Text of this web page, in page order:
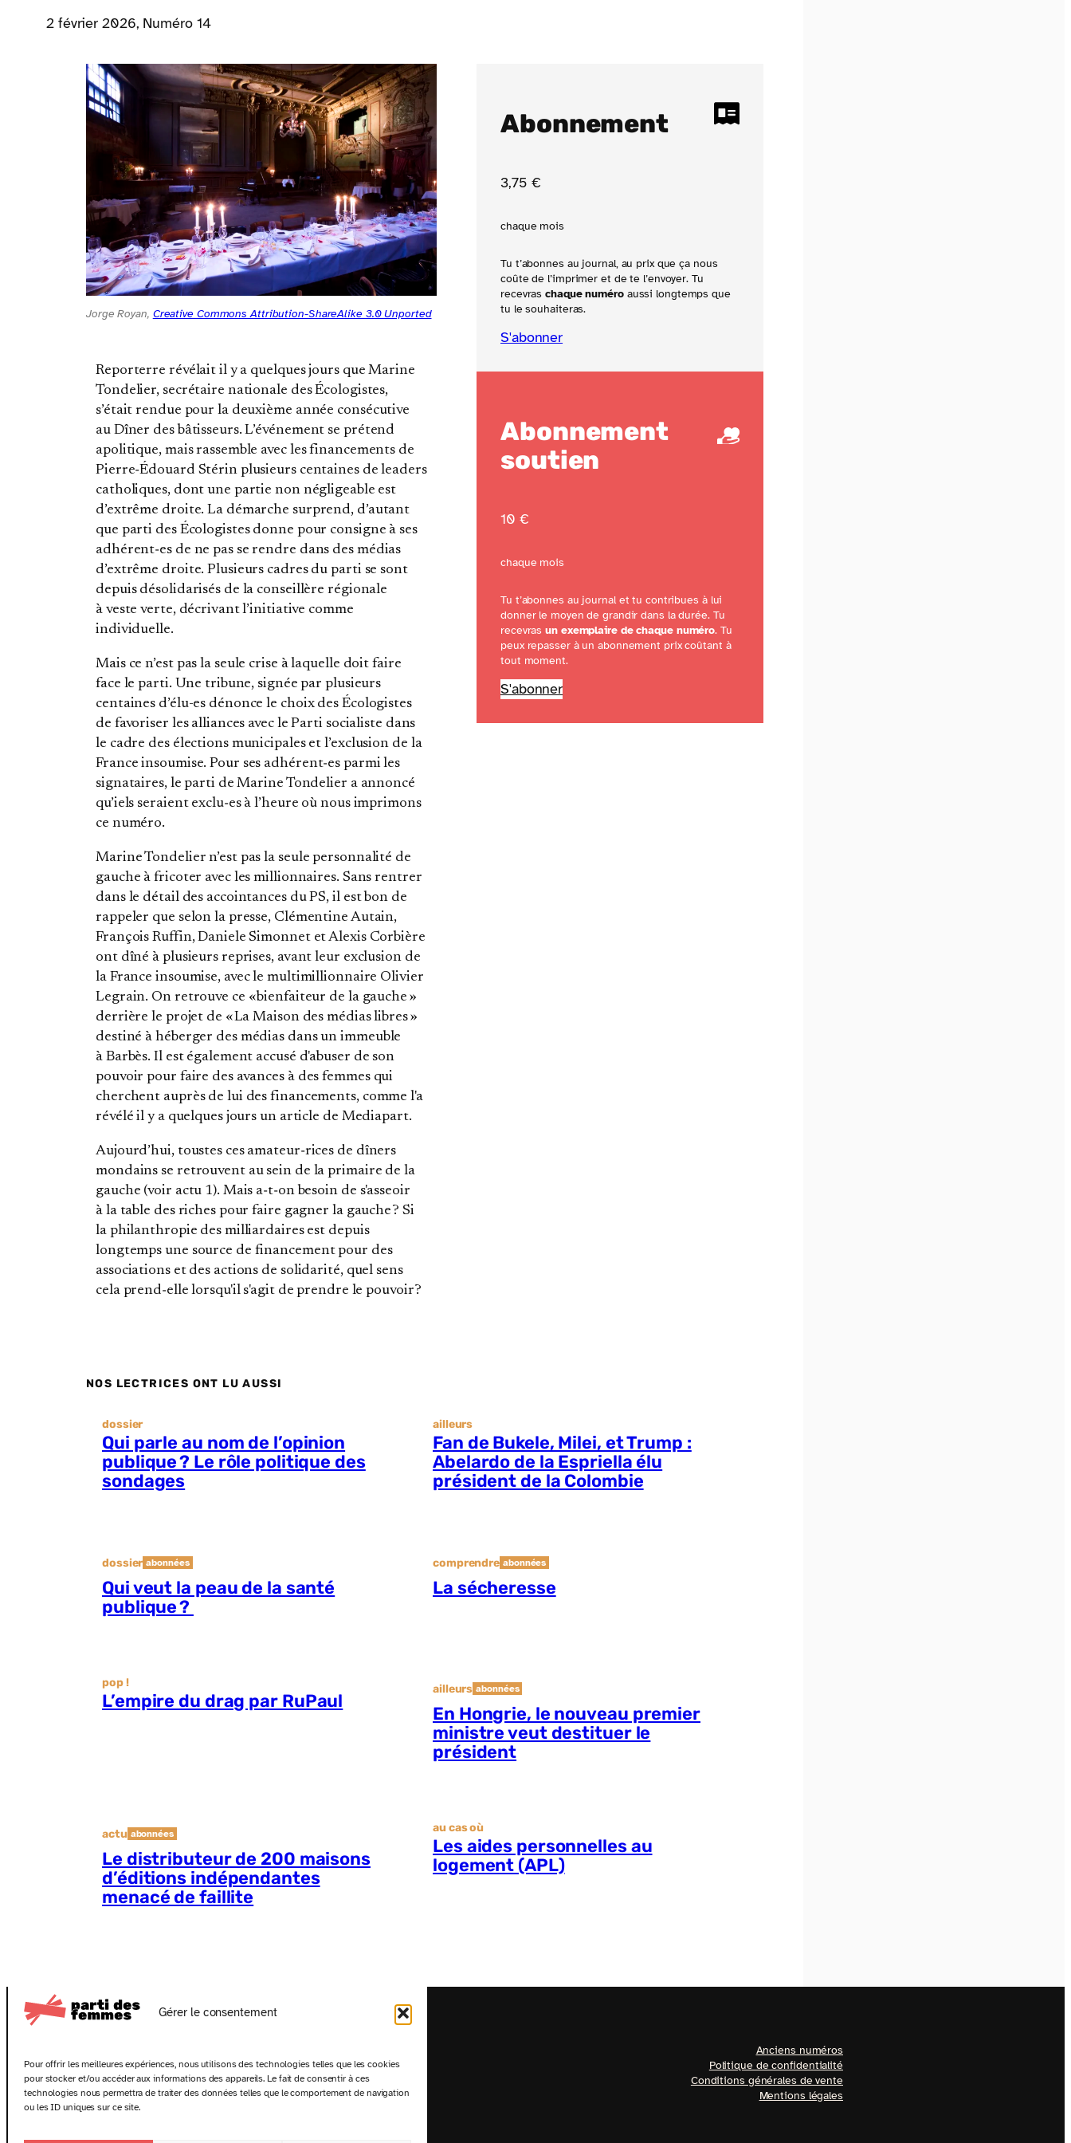
Gérer le consentement
Pour offrir les meilleures expériences, nous utilisons des technologies telles que les cookies
pour stocker et/ou accéder aux informations des appareils. Le fait de consentir à ces
technologies nous permettra de traiter des données telles que le comportement de navigation
ou les ID uniques sur ce site.
2 février 2026, Numéro 14
Jorge Royan, Creative Commons Attribution-ShareAlike 3.0 Unported
Reporterre révélait il y a quelques jours que Marine
Tondelier, secrétaire nationale des Écologistes,
s’était rendue pour la deuxième année consécutive
au Dîner des bâtisseurs. L’événement se prétend
apolitique, mais rassemble avec les financements de
Pierre‐Édouard Stérin plusieurs centaines de leaders
catholiques, dont une partie non négligeable est
d’extrême droite. La démarche surprend, d’autant
que parti des Écologistes donne pour consigne à ses
adhérent‐es de ne pas se rendre dans des médias
d’extrême droite. Plusieurs cadres du parti se sont
depuis désolidarisés de la conseillère régionale
à veste verte, décrivant l’initiative comme
individuelle.
Mais ce n’est pas la seule crise à laquelle doit faire
face le parti. Une tribune, signée par plusieurs
centaines d’élu-es dénonce le choix des Écologistes
de favoriser les alliances avec le Parti socialiste dans
le cadre des élections municipales et l’exclusion de la
France insoumise. Pour ses adhérent‐es parmi les
signataires, le parti de Marine Tondelier a annoncé
qu’iels seraient exclu‐es à l’heure où nous imprimons
ce numéro.
Marine Tondelier n’est pas la seule personnalité de
gauche à fricoter avec les millionnaires. Sans rentrer
dans le détail des accointances du PS, il est bon de
rappeler que selon la presse, Clémentine Autain,
François Ruffin, Daniele Simonnet et Alexis Corbière
ont dîné à plusieurs reprises, avant leur exclusion de
la France insoumise, avec le multimillionnaire Olivier
Legrain. On retrouve ce « bienfaiteur de la gauche »
derrière le projet de « La Maison des médias libres »
destiné à héberger des médias dans un immeuble
à Barbès. Il est également accusé d'abuser de son
pouvoir pour faire des avances à des femmes qui
cherchent auprès de lui des financements, comme l'a
révélé il y a quelques jours un article de Mediapart.
Aujourd’hui, toustes ces amateur‐rices de dîners
mondains se retrouvent au sein de la primaire de la
gauche (voir actu 1). Mais a‑t‐on besoin de s'asseoir
à la table des riches pour faire gagner la gauche ? Si
la philanthropie des milliardaires est depuis
longtemps une source de financement pour des
associations et des actions de solidarité, quel sens
cela prend‐elle lorsqu'il s'agit de prendre le pouvoir ?
Abonnement
3,75 €
chaque mois
Tu t’abonnes au journal, au prix que ça nous
coûte de l’imprimer et de te l’envoyer. Tu
recevraschaque numéroaussi longtemps que
tu le souhaiteras.
S'abonner
Abonnement
soutien
10 €
chaque mois
Tu t’abonnes au journal et tu contribues à lui
donner le moyen de grandir dans la durée. Tu
recevrasun exemplaire de chaque numéro. Tu
peux repasser à un abonnement prix coûtant à
tout moment.
S'abonner
NOS LECTRICES ONT LU AUSSI
dossier
Qui parle au nom de l’opinion
publique ? Le rôle politique des
sondages
ailleurs
Fan de Bukele, Milei, et Trump :
Abelardo de la Espriella élu
président de la Colombie
dossier abonnées
Qui veut la peau de la santé
publique ?
comprendre abonnées
La sécheresse
pop !
L’empire du drag par RuPaul
ailleurs abonnées
En Hongrie, le nouveau premier
ministre veut destituer le
président
actu abonnées
Le distributeur de 200 maisons
d’éditions indépendantes
menacé de faillite
au cas où
Les aides personnelles au
logement (APL)
Anciens numéros
Politique de confidentialité
Conditions générales de vente
Mentions légales